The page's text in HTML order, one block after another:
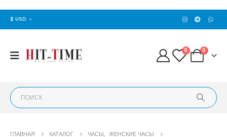
$ USD
0 0
ГЛАВНАЯ КАТАЛОГ ЧАСЫ, ЖЕНСКИЕ ЧАСЫ